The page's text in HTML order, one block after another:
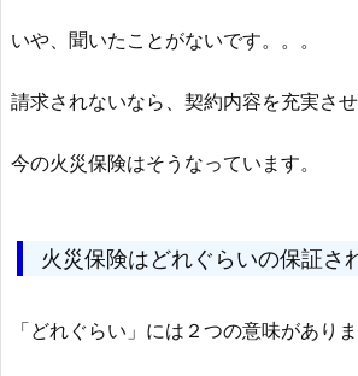
いや、聞いたことがないです。。。
請求されないなら、契約内容を充実させ
今の火災保険はそうなっています。
火災保険はどれぐらいの保証さ
「どれぐらい」には２つの意味がありま